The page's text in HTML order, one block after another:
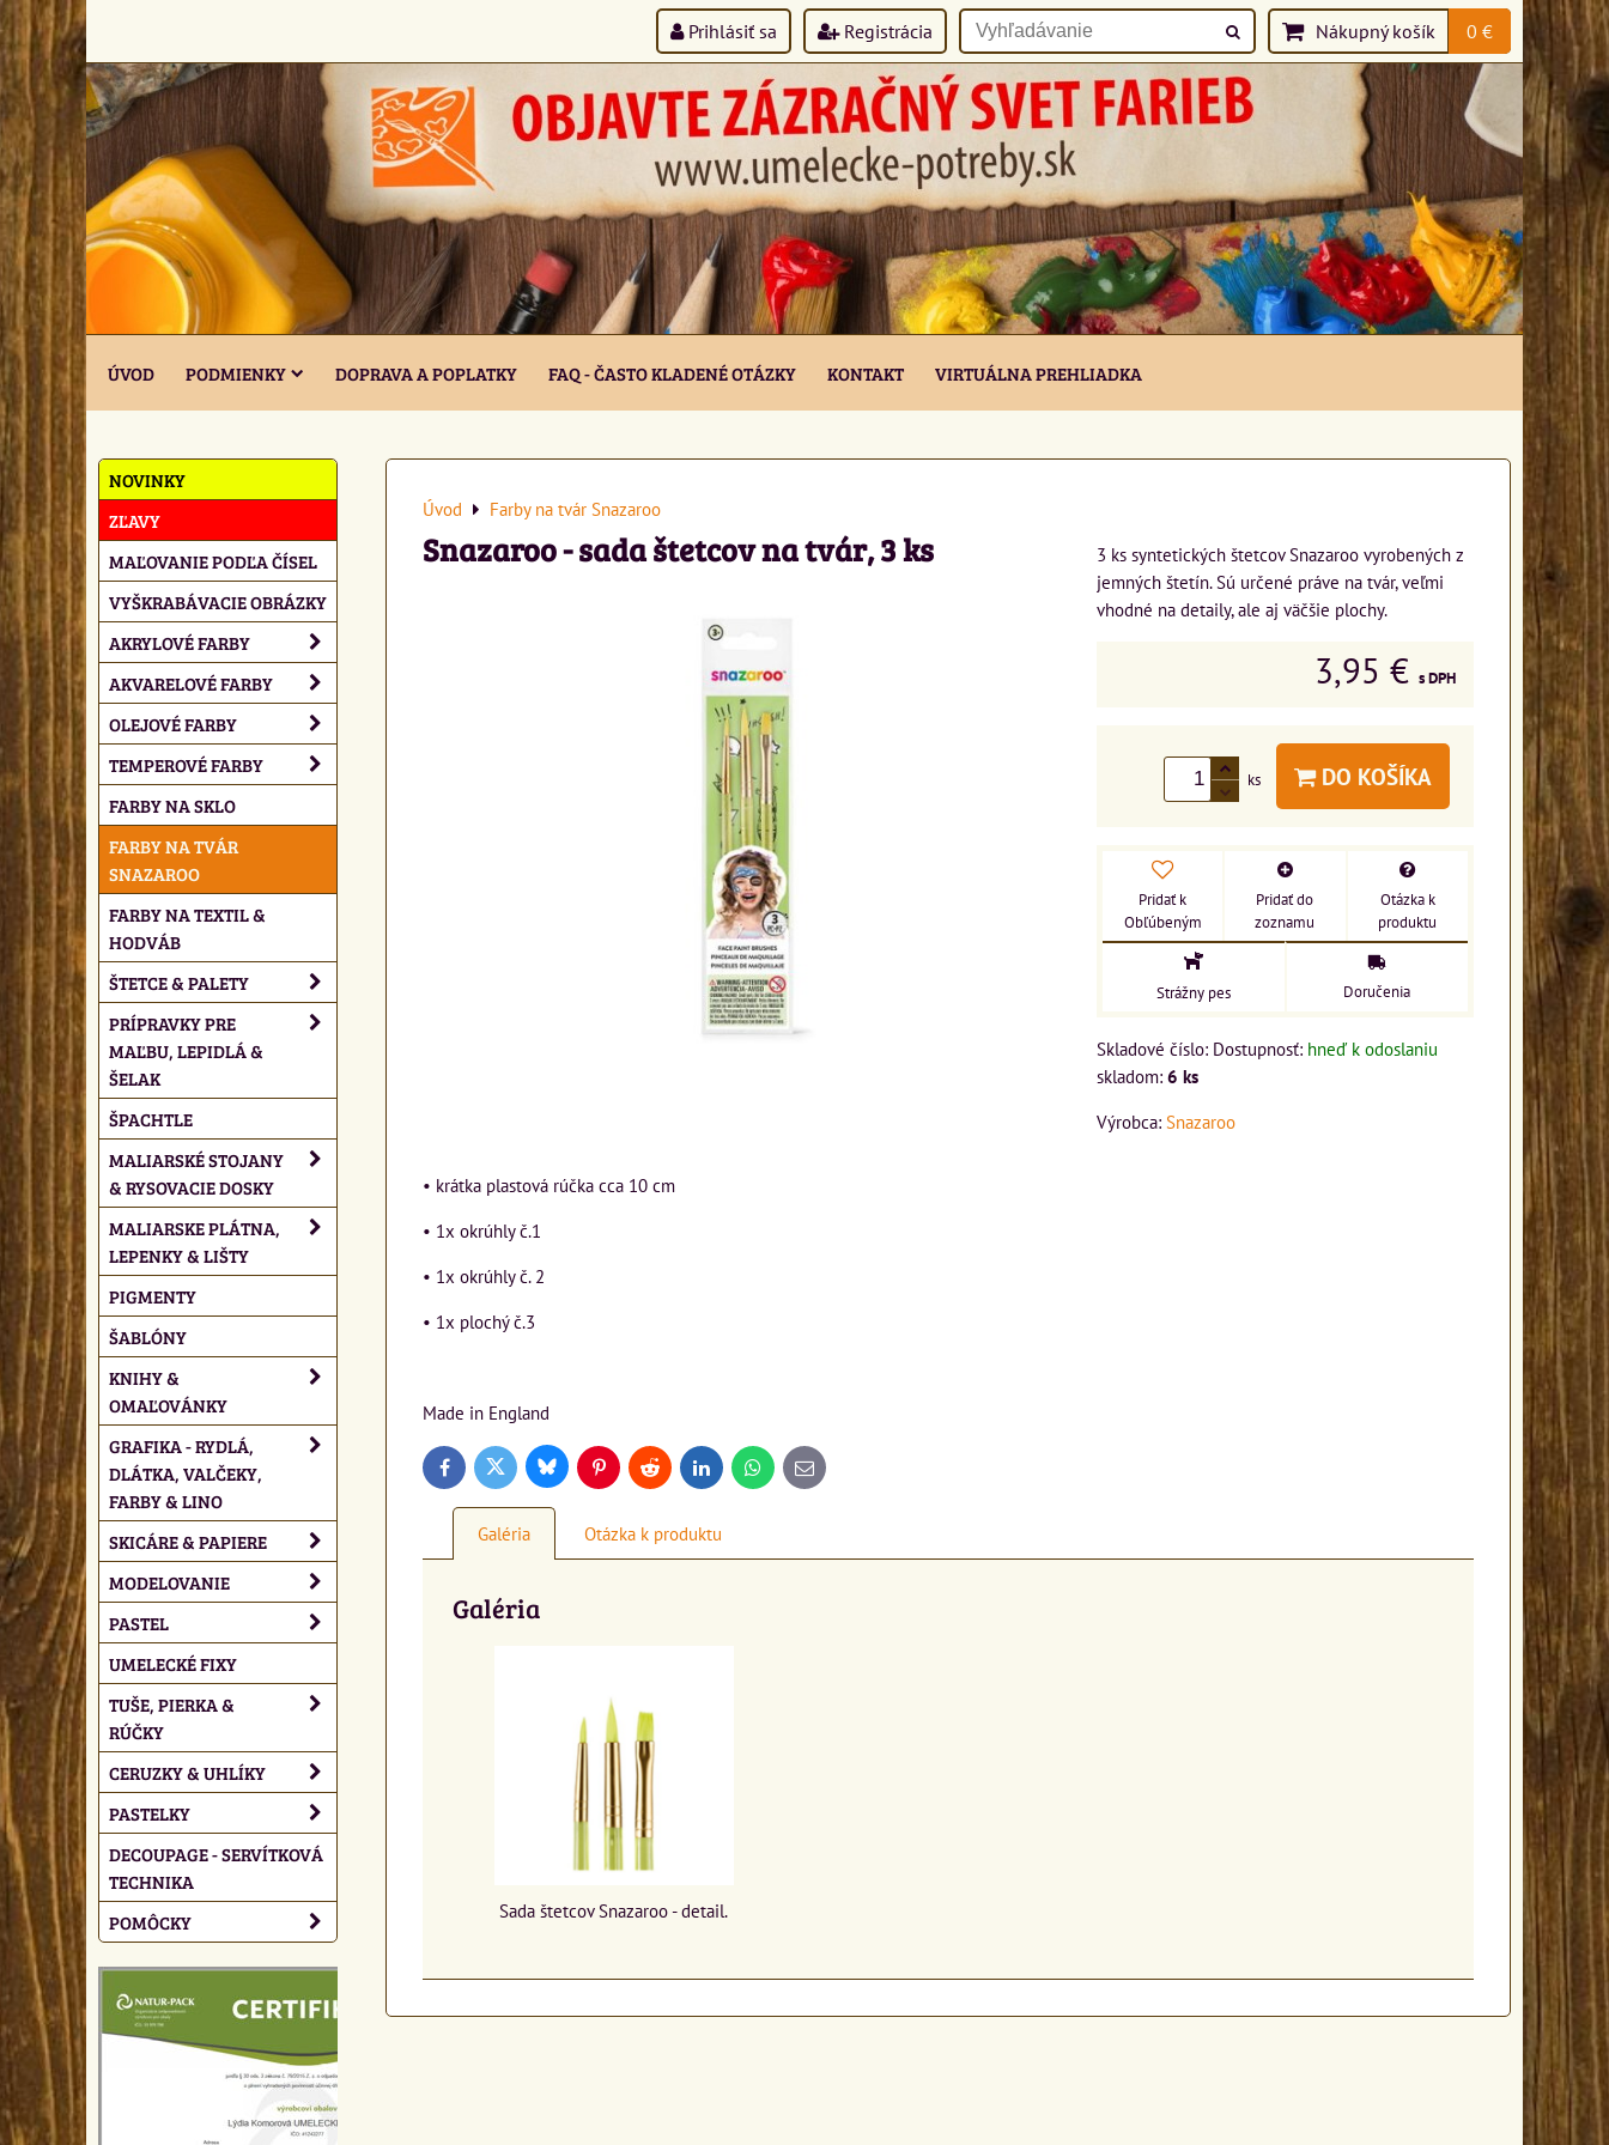
Prihlásiť sa Registrácia Nákupný košík 0 €
ÚVOD PODMIENKY DOPRAVA A POPLATKY FAQ - ČASTO KLADENÉ OTÁZKY KONTAKT VIRTUÁLNA PREHLIADKA
Úvod Farby na tvár Snazaroo
Snazaroo - sada štetcov na tvár, 3 ks
3 ks syntetických štetcov Snazaroo vyrobených z
jemných štetín. Sú určené práve na tvár, veľmi
vhodné na detaily, ale aj väčšie plochy.
3,95 € s DPH
ks DO KOŠÍKA
Pridať k
Obľúbeným
Pridať do
zoznamu
Otázka k
produktu
Strážny pes Doručenia
Skladové číslo: Dostupnosť: hneď k odoslaniu
skladom: 6 ks
Výrobca: Snazaroo
• krátka plastová rúčka cca 10 cm
• 1x okrúhly č.1
• 1x okrúhly č. 2
• 1x plochý č.3
Made in England
FacebookTwitter BlueskyPinterestReddit LinkedInWhatsApp
E-
mail
Galéria Otázka k produktu
Galéria
Sada štetcov Snazaroo - detail.
NOVINKY
ZĽAVY
MAĽOVANIE PODĽA ČÍSEL
VYŠKRABÁVACIE OBRÁZKY
AKRYLOVÉ FARBY
AKVARELOVÉ FARBY
OLEJOVÉ FARBY
TEMPEROVÉ FARBY
FARBY NA SKLO
FARBY NA TVÁR
SNAZAROO
FARBY NA TEXTIL &
HODVÁB
ŠTETCE & PALETY
PRÍPRAVKY PRE
MAĽBU, LEPIDLÁ &
ŠELAK
ŠPACHTLE
MALIARSKÉ STOJANY
& RYSOVACIE DOSKY
MALIARSKE PLÁTNA,
LEPENKY & LIŠTY
PIGMENTY
ŠABLÓNY
KNIHY &
OMAĽOVÁNKY
GRAFIKA - RYDLÁ,
DLÁTKA, VALČEKY,
FARBY & LINO
SKICÁRE & PAPIERE
MODELOVANIE
PASTEL
UMELECKÉ FIXY
TUŠE, PIERKA &
RÚČKY
CERUZKY & UHLÍKY
PASTELKY
DECOUPAGE - SERVÍTKOVÁ
TECHNIKA
POMÔCKY